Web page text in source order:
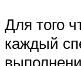
Для того
каждый